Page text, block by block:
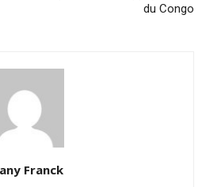
du Congo
Franck